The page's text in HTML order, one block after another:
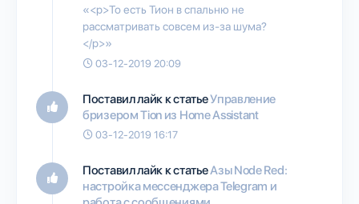
«<p>То есть Тион в спальню не
рассматривать совсем из-за шума?
</p>»
03-12-2019 20:09
Поставил лайк к статьеУправление
бризером Tion из Home Assistant
03-12-2019 16:17
Поставил лайк к статьеАзы Node Red:
настройка мессенджера Telegram и